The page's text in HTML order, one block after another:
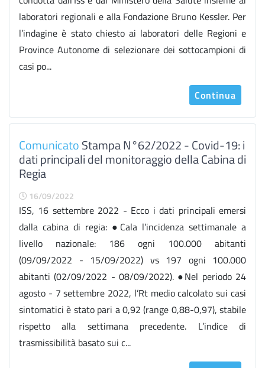
laboratori regionali e alla Fondazione Bruno Kessler. Per
l’indagine è stato chiesto ai laboratori delle Regioni e
Province Autonome di selezionare dei sottocampioni di
casi po...
Continua
ComunicatoStampa N°62/2022 - Covid-19: i
dati principali del monitoraggio della Cabina di
Regia
16/09/2022
ISS, 16 settembre 2022 - Ecco i dati principali emersi
dalla cabina di regia: ●Cala l’incidenza settimanale a
livello nazionale: 186 ogni 100.000 abitanti
(09/09/2022 - 15/09/2022) vs 197 ogni 100.000
abitanti (02/09/2022 - 08/09/2022). ●Nel periodo 24
agosto - 7 settembre 2022, l’Rt medio calcolato sui casi
sintomatici è stato pari a 0,92 (range 0,88-0,97), stabile
rispetto alla settimana precedente. L’indice di
trasmissibilità basato sui c...